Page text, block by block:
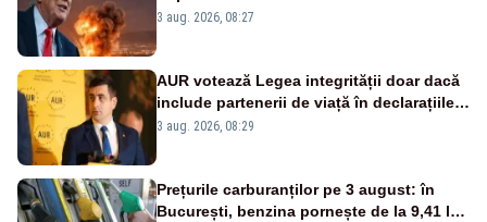
3 aug. 2026, 08:27
AUR votează Legea integrității doar dacă
include partenerii de viață în declarațiile
de avere și interese
3 aug. 2026, 08:29
Prețurile carburanților pe 3 august: în
București, benzina pornește de la 9,41 lei,